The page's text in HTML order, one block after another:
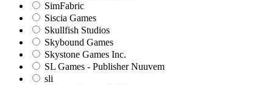
SimFabric
Siscia Games
Skullfish Studios
Skybound Games
Skystone Games Inc.
SL Games - Publisher Nuuvem
sli